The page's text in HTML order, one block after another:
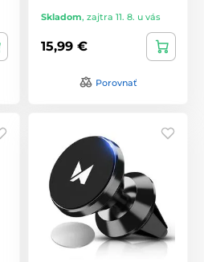
Skladom, zajtra 11. 8. u vás
15,99 €
Porovnať